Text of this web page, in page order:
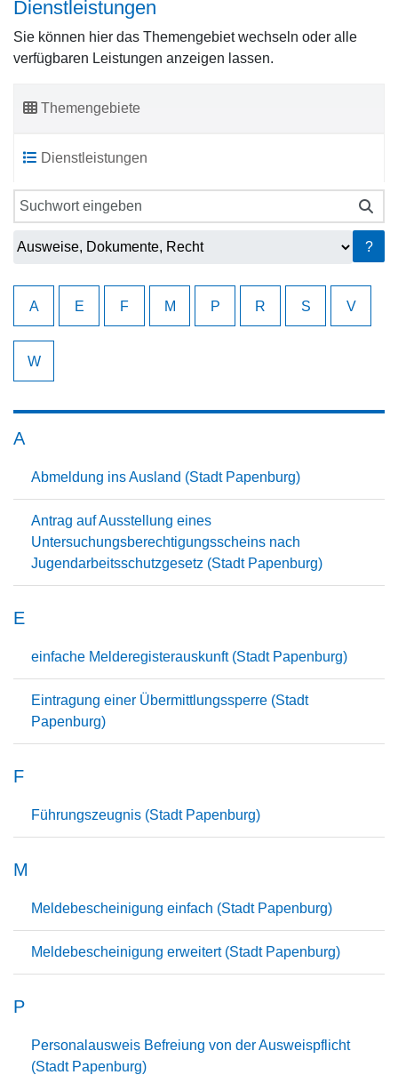
Dienstleistungen
Sie können hier das Themengebiet wechseln oder alle
verfügbaren Leistungen anzeigen lassen.
Themengebiete
Dienstleistungen
?
A E F M P R S V
W
A
Abmeldung ins Ausland (Stadt Papenburg)
Antrag auf Ausstellung eines
Untersuchungsberechtigungsscheins nach
Jugendarbeitsschutzgesetz (Stadt Papenburg)
E
einfache Melderegisterauskunft (Stadt Papenburg)
Eintragung einer Übermittlungssperre (Stadt
Papenburg)
F
Führungszeugnis (Stadt Papenburg)
M
Meldebescheinigung einfach (Stadt Papenburg)
Meldebescheinigung erweitert (Stadt Papenburg)
P
Personalausweis Befreiung von der Ausweispflicht
(Stadt Papenburg)